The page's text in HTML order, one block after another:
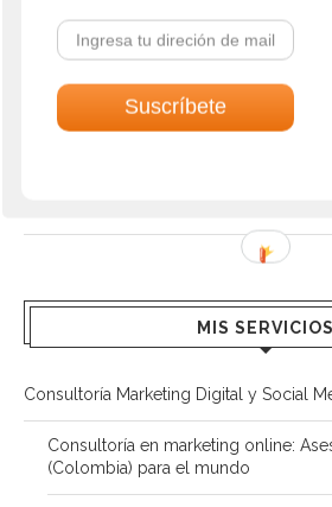
No votes yet.
Voting is currently disabled, data
MIS SERVICIOS
Consultoría Marketing Digital y Social
Consultoría en marketing online:
(Colombia) para el mundo